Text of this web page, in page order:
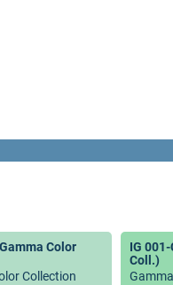
Color
Collection
IG
Coll.)